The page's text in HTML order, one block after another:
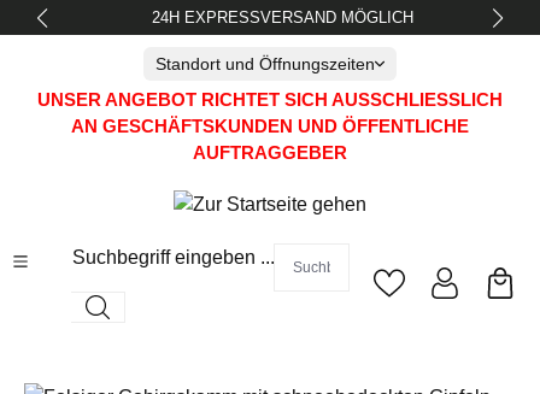
springen 24H EXPRESSVERSAND MÖGLICH
Standort und Öffnungszeiten
UNSER ANGEBOT RICHTET SICH AUSSCHLIESSLICH A
N GESCHÄFTSKUNDEN UND ÖFFENTLICHE A
UFTRAGGEBER
Suchbegriff eingeben ...